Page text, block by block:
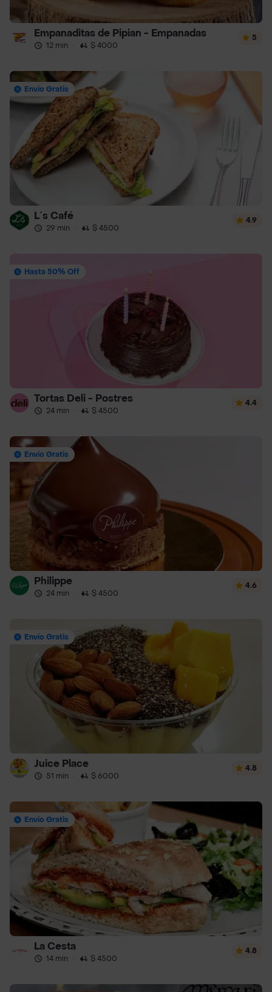
Empanaditas de Pipian - Empanadas
12 min · $ 4000
5
Envío Gratis
L´s Café
29 min · $ 4500
4.9
Hasta 50% Off
Tortas Deli - Postres
24 min · $ 4500
4.4
Envío Gratis
Philippe
24 min · $ 4500
4.6
Envío Gratis
Juice Place
51 min · $ 6000
4.8
Envío Gratis
La Cesta
14 min · $ 4500
4.8